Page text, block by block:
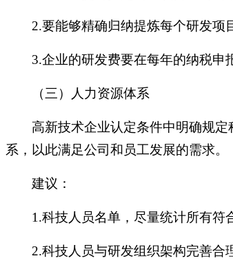
2.要能够精确归纳提炼每个研发项
3.企业的研发费要在每年的纳税申
（三）人力资源体系
高新技术企业认定条件中明确规定
系，以此满足公司和员工发展的需求。
建议：
1.科技人员名单，尽量统计所有符
2.科技人员与研发组织架构完善合